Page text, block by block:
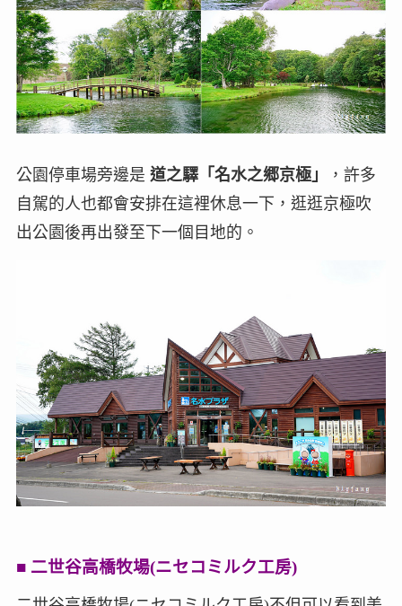
公園停車場旁邊是 道之驛「名水之郷京極」
，許多
自駕的人也都會安排在這裡休息一下，逛逛京極吹
出公園後再出發至下一個目地的。
■ 二世谷高橋牧場(ニセコミルク工房)